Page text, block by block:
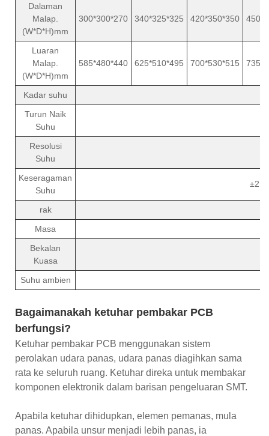
Dalaman
Malap.
(W*D*H)mm
300*300*270 340*325*325 420*350*350
Luaran
Malap.
(W*D*H)mm
585*480*440 625*510*495 700*530*515
Kadar suhu
Turun Naik
Suhu
Resolusi
Suhu
Keseragaman
Suhu
rak
Masa
Bekalan
Kuasa
Suhu ambien
Bagaimanakah ketuhar pembakar PCB
berfungsi?
Ketuhar pembakar PCB menggunakan sistem
perolakan udara panas, udara panas diagihkan sama
rata ke seluruh ruang. Ketuhar direka untuk membakar
komponen elektronik dalam barisan pengeluaran SMT.
Apabila ketuhar dihidupkan, elemen pemanas, mula
panas. Apabila unsur menjadi lebih panas, ia